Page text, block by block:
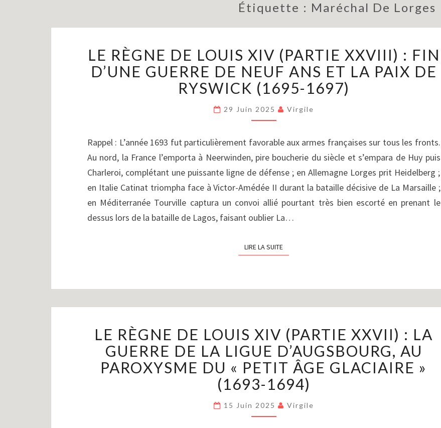
Étiquette : Maréchal De Lorges
RÈGNE
DE
LOUIS
XIV
(PARTIE
XXVIII)
FIN
D’UNE
GUERRE
NEUF
ANS
ET
PAIX
DE
LE RÈGNE DE LOUIS XIV (PARTIE XXVIII) : FIN
D’UNE GUERRE DE NEUF ANS ET LA PAIX DE
RYSWICK (1695-1697)
29 Juin 2025 Virgile
Rappel : L’année 1693 fut particulièrement favorable aux armes françaises sur tous les fronts.
Au nord, la France l’emporta à Neerwinden, pire boucherie du siècle et s’empara de Huy puis
Charleroi, complétant une puissante ligne de défense ; en Allemagne Lorges prit Heidelberg ;
en Italie Catinat triompha face à Victor-Amédée II durant la bataille décisive de La Marsaille ;
en Méditerranée Tourville captura un convoi allié pourtant très bien escorté en prenant le
dessus lors de la bataille de Lagos, faisant oublier La…
LIRE LA SUITELIRE LA SUITE
RÈGNE
DE
LOUIS
XIV
(PARTIE
:
LE RÈGNE DE LOUIS XIV (PARTIE XXVII) : LA
GUERRE DE LA LIGUE D’AUGSBOURG, AU
PAROXYSME DU « PETIT ÂGE GLACIAIRE »
(1693-1694)
15 Juin 2025 Virgile